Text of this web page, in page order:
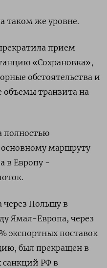
таком же уровне.
прием
«Сохрановка»,
обстоятельства и
объемы транзита на
полностью
основному маршруту
в Европу -
через Польшу в
Ямал-Европа, через
экспортных поставок
был прекращен в
санкций РФ в